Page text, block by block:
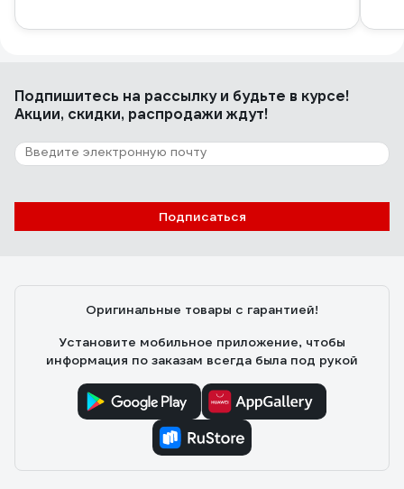
Подпишитесь на рассылкуи будьте в курсе!
Акции, скидки, распродажи ждут!
Подписаться
Оригинальные товары с гарантией!
Установите мобильное приложение, чтобы
информация по заказам всегда была под рукой